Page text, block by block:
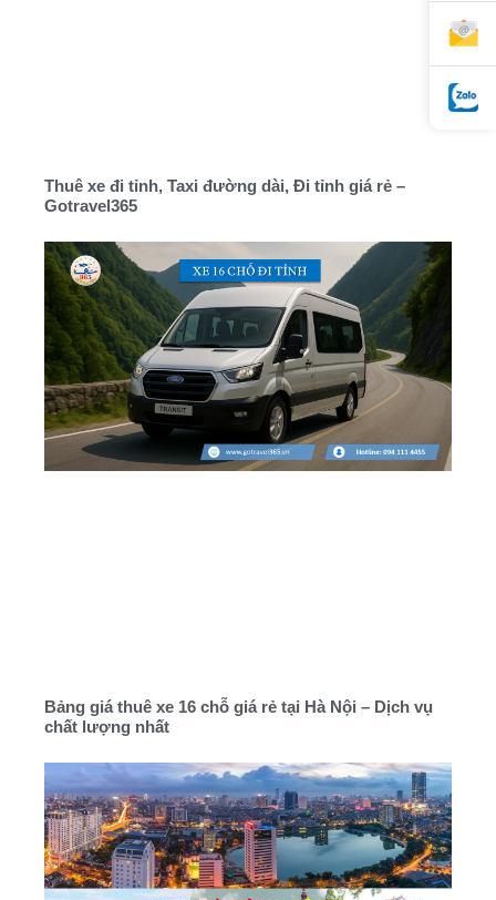
Thuê xe đi tỉnh, Taxi đường dài, Đi tỉnh giá rẻ –
Gotravel365
Bảng giá thuê xe 16 chỗ giá rẻ tại Hà Nội – Dịch vụ
chất lượng nhất